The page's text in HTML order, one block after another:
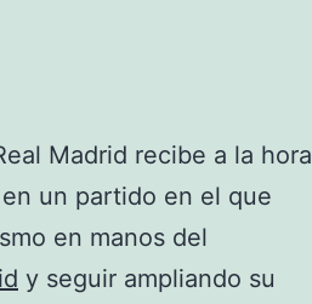
Madrid recibe a la hora
un partido en el que
en manos del
y seguir ampliando su